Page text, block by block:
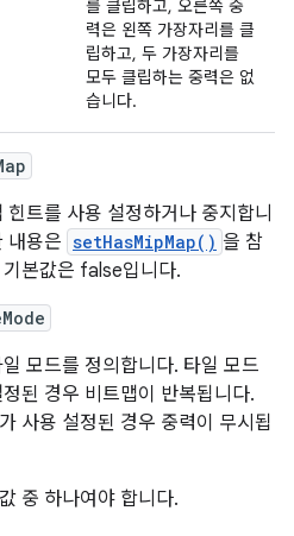
를 클립하고, 오른쪽 중
력은 왼쪽 가장자리를 클
립하고, 두 가장자리를
모두 클립하는 중력은 없
습니다.
힌트를 사용 설정하거나 중지합니
내용은 setHasMipMap() 을 참
본값은 false입니다.
일 모드를 정의합니다. 타일 모드
된 경우 비트맵이 반복됩니다.
사용 설정된 경우 중력이 무시됩
중 하나여야 합니다.